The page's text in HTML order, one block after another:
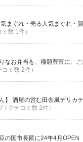
まぐれ・売る人気まぐれ・
数 1件）
なお弁当を、種類豊富に、
ミ数 2件）
】 酒屋の営む田舎風デリカ
/ クチコミ数 2件）
の国市長岡に24年4月OPEN